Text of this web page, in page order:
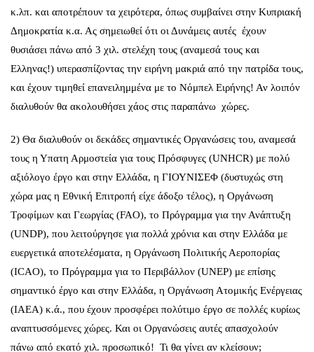
κ.λπ. και αποτρέπουν τα χειρότερα, όπως συμβαίνει στην Κυπριακή
Δημοκρατία κ.α. Ας σημειωθεί ότι οι Δυνάμεις αυτές έχουν
θυσιάσει πάνω από 3 χιλ. στελέχη τους (αναμεσά τους και
Ελληνας!) υπερασπίζοντας την ειρήνη μακριά από την πατρίδα τους,
και έχουν τιμηθεί επανειλημμένα με το Νόμπελ Ειρήνης! Αν λοιπόν
διαλυθούν θα ακολουθήσει χάος στις παραπάνω χώρες.
2) Θα διαλυθούν οι δεκάδες σημαντικές Οργανώσεις του, αναμεσά
τους η Υπατη Αρμοστεία για τους Πρόσφυγες (UNHCR) με πολύ
αξιόλογο έργο και στην Ελλάδα, η ΓΙΟΥΝΙΣΕΦ (δυστυχώς στη
χώρα μας η Εθνική Επιτροπή είχε άδοξο τέλος), η Οργάνωση
Τροφίμων και Γεωργίας (FAO), το Πρόγραμμα για την Ανάπτυξη
(UNDP), που λειτούργησε για πολλά χρόνια και στην Ελλάδα με
ευεργετικά αποτελέσματα, η Οργάνωση Πολιτικής Αεροπορίας
(ICAO), το Πρόγραμμα για το Περιβάλλον (UNEP) με επίσης
σημαντικό έργο και στην Ελλάδα, η Οργάνωση Ατομικής Ενέργειας
(IAEA) κ.ά., που έχουν προσφέρει πολύτιμο έργο σε πολλές κυρίως
αναπτυσσόμενες χώρες. Και οι Οργανώσεις αυτές απασχολούν
πάνω από εκατό χιλ. προσωπικό! Τι θα γίνει αν κλείσουν;